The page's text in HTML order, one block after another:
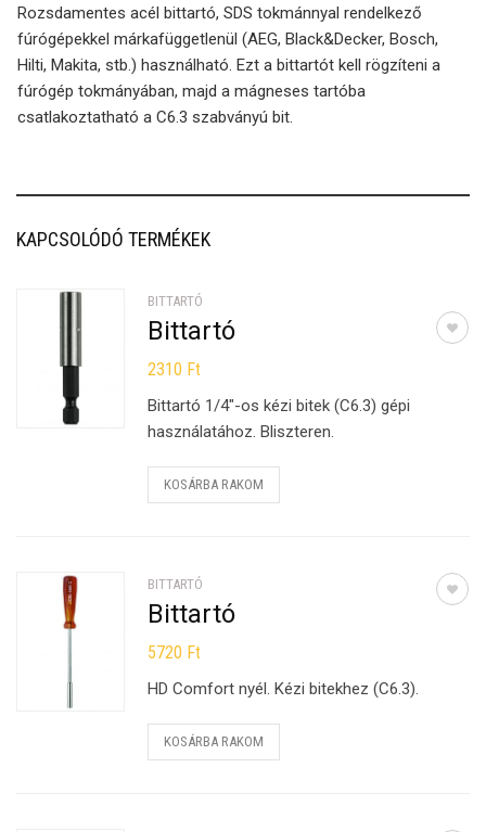
Rozsdamentes acél bittartó, SDS tokmánnyal rendelkező
fúrógépekkel márkafüggetlenül (AEG, Black&Decker, Bosch,
Hilti, Makita, stb.) használható. Ezt a bittartót kell rögzíteni a
fúrógép tokmányában, majd a mágneses tartóba
csatlakoztatható a C6.3 szabványú bit.
KAPCSOLÓDÓ TERMÉKEK
BITTARTÓ
Bittartó
2310 Ft
Bittartó 1/4″-os kézi bitek (C6.3) gépi
használatához. Bliszteren.
KOSÁRBA RAKOM
BITTARTÓ
Bittartó
5720 Ft
HD Comfort nyél. Kézi bitekhez (C6.3).
KOSÁRBA RAKOM